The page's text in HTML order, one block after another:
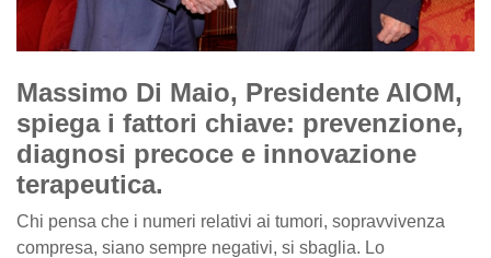
Massimo Di Maio, Presidente AIOM,
spiega i fattori chiave: prevenzione,
diagnosi precoce e innovazione
terapeutica.
Chi pensa che i numeri relativi ai tumori, sopravvivenza
compresa, siano sempre negativi, si sbaglia. Lo